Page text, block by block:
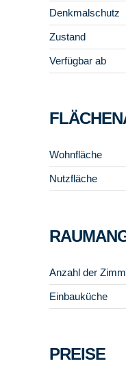
Denkmalschutz
Zustand
Verfügbar ab
Wohnfläche
Nutzfläche
Anzahl der
Einbauküche
PREISE